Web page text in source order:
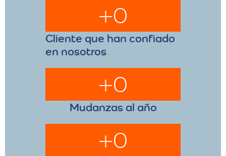
Cliente que han confiado
en nosotros
+0
Mudanzas al año
+0
+0